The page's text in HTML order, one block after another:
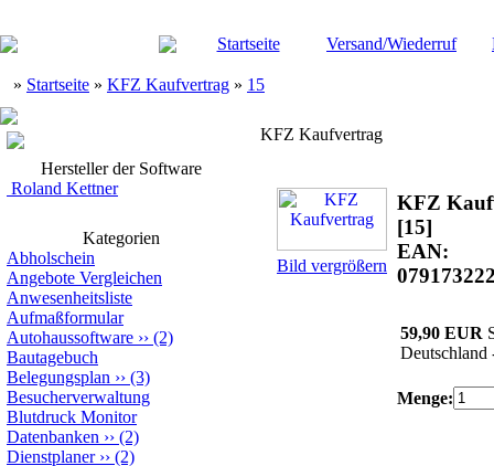
Startseite Versand/Wiederruf
» Startseite » KFZ Kaufvertrag » 15
Hersteller der Software
Roland Kettner
Kategorien
Abholschein
Angebote Vergleichen
Anwesenheitsliste
Aufmaßformular
Autohaussoftware ›› (2)
Bautagebuch
Belegungsplan ›› (3)
Besucherverwaltung
Blutdruck Monitor
Datenbanken ›› (2)
Dienstplaner›› (2)
KFZ Kaufvertrag
Bild vergrößern
KFZ
[15]
EAN:
59,90 EUR
Deutschland
Menge: